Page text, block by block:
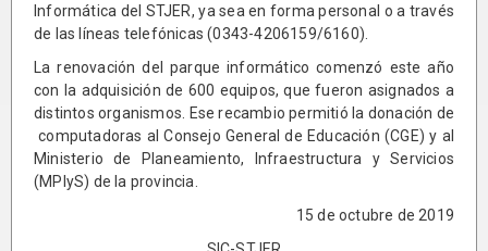
Informática del STJER, ya sea en forma personal o a través
de las líneas telefónicas (0343-4206159/6160).
La renovación del parque informático comenzó este año
con la adquisición de 600 equipos, que fueron asignados a
distintos organismos. Ese recambio permitió la donación de
computadoras al Consejo General de Educación (CGE) y al
Ministerio de Planeamiento, Infraestructura y Servicios
(MPIyS) de la provincia.
15 de octubre de 2019